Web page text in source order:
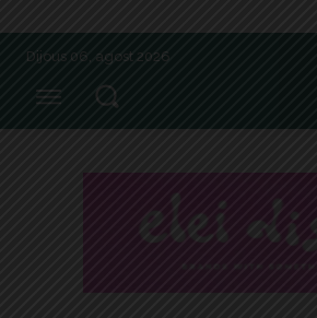
Dijous 06, agost 2026